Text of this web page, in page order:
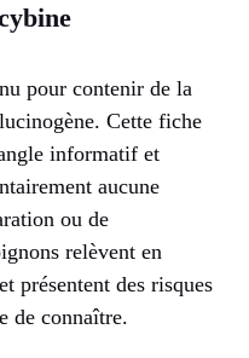
pour contenir de la
Cette fiche
informatif et
aucune
ou de
relèvent en
présentent des risques
de connaître.